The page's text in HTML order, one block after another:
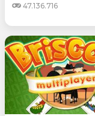
47.136.716